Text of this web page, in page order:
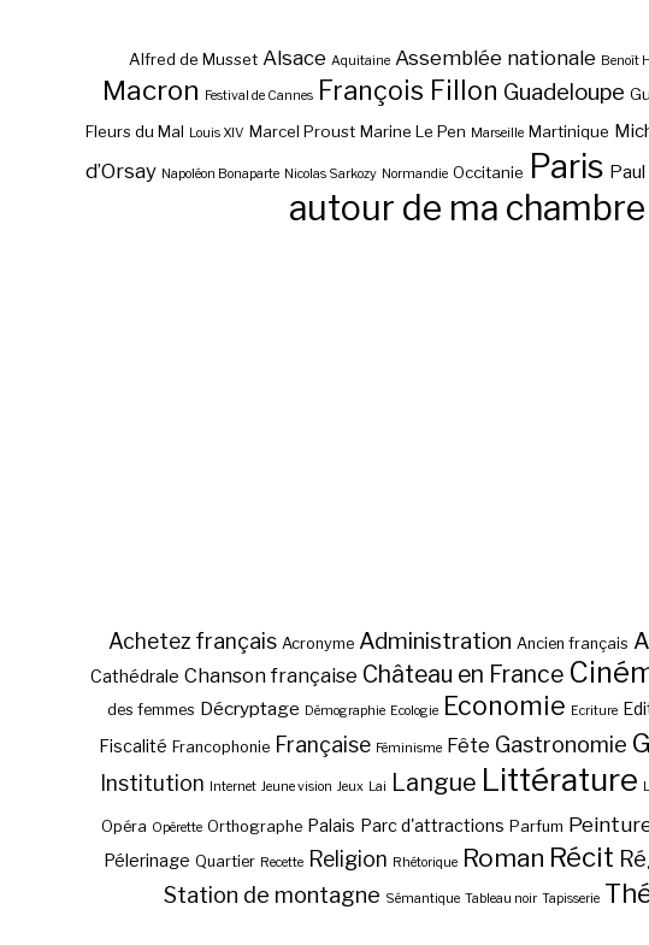
Alfred de Musset Alsace Aquitaine Assemblée nationale Benoît
Macron Festival de Cannes François Fillon Guadeloupe
Fleurs du Mal Louis XIV Marcel Proust Marine Le Pen Marseille Martinique
d’Orsay Napoléon Bonaparte Nicolas Sarkozy Normandie Occitanie Paris
autour de ma chambre
Achetez français Acronyme Administration Ancien français
Cathédrale Chanson française Château en France
des femmes Décryptage Démographie Ecologie Economie Ecriture
Fiscalité Francophonie Française Féminisme Fête Gastronomie
Institution Internet Jeune vision Jeux Lai Langue Littérature
Opéra Opérette Orthographe Palais Parc d'attractions Parfum
Pélerinage Quartier Recette Religion Rhétorique Roman Récit
Station de montagne Sémantique Tableau noir Tapisserie